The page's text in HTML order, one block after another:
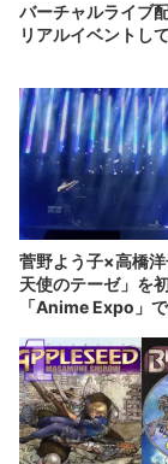
バーチャルライブ
リアルイベントし
菅野よう子×高橋
天使のテーゼ」を
「Anime Expo」